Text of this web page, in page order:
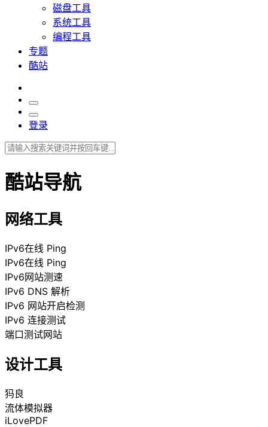
磁盘工具
系统工具
编程工具
专题
酷站
登录
酷站导航
网络工具
IPv6在线 Ping
IPv6在线 Ping
IPv6网站测速
IPv6 DNS 解析
IPv6 网站开启检测
IPv6 连接测试
端口测试网站
设计工具
犸良
流体模拟器
iLovePDF